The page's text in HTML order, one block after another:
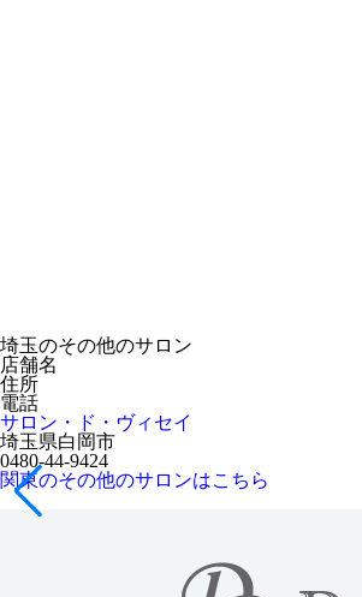
埼玉のその他のサロン
店舗名
住所
電話
サロン・ド・ヴィセイ
埼玉県白岡市
0480-44-9424
関東のその他のサロンはこちら